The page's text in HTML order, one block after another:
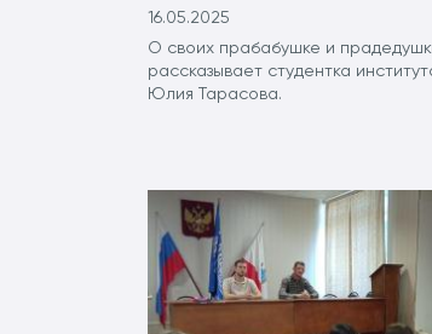
16.05.2025
О своих прабабушке и
рассказывает студентка
Юлия Тарасова.